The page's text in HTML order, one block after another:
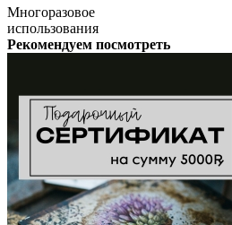
Многоразовое
использования
Рекомендуем посмотреть